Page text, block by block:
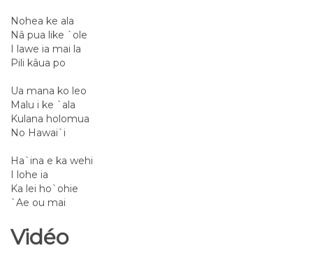
Nohea ke ala
Nâ pua like `ole
I lawe ia mai la
Pili kâua po
Ua mana ko leo
Malu i ke `ala
Kulana holomua
No Hawai`i
Ha`ina e ka wehi
I lohe ia
Ka lei ho`ohie
`Ae ou mai
Vidéo